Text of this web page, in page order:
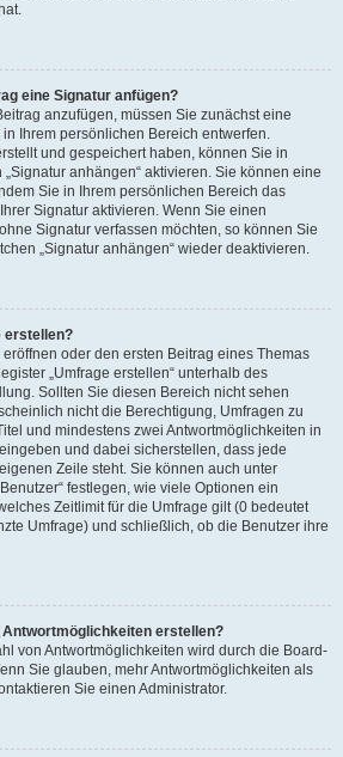
eine Signatur anfügen?
anzufügen, müssen Sie zunächst eine
Ihrem persönlichen Bereich entwerfen.
und gespeichert haben, können Sie in
anhängen“ aktivieren. Sie können eine
Sie in Ihrem persönlichen Bereich das
Signatur aktivieren. Wenn Sie einen
Signatur verfassen möchten, so können Sie
„Signatur anhängen“ wieder deaktivieren.
erstellen?
oder den ersten Beitrag eines Themas
„Umfrage erstellen“ unterhalb des
Sollten Sie diesen Bereich nicht sehen
nicht die Berechtigung, Umfragen zu
und mindestens zwei Antwortmöglichkeiten in
und dabei sicherstellen, dass jede
Zeile steht. Sie können auch unter
festlegen, wie viele Optionen ein
Zeitlimit für die Umfrage gilt (0 bedeutet
Umfrage) und schließlich, ob die Benutzer ihre
erstellen?
von Antwortmöglichkeiten wird durch die Board-
Sie glauben, mehr Antwortmöglichkeiten als
Sie einen Administrator.